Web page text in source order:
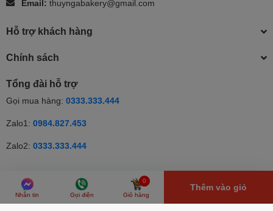
Email: thuyngabakery@gmail.com
Hỗ trợ khách hàng
Chính sách
Tổng đài hỗ trợ
Gọi mua hàng: 0333.333.444
Zalo1: 0984.827.453
Zalo2: 0333.333.444
© Bản quyền thuộc về Thúy Nga | Cung cấp bởi Sapo | Cung cấp
bởiSapo
Nhắn tin Gọi điện
0
Giỏ hàng
Thêm vào giỏ